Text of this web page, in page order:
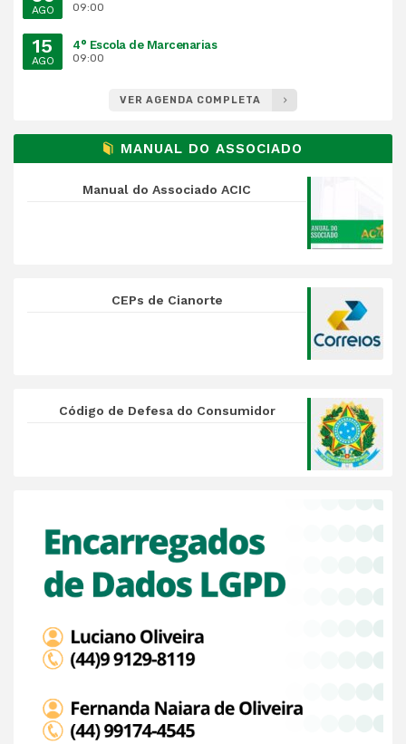
AGO 09:00
15
AGO
4° Escola de Marcenarias
09:00
VER AGENDA COMPLETA
MANUAL DO ASSOCIADO
Manual do Associado ACIC
CEPs de Cianorte
Código de Defesa do Consumidor